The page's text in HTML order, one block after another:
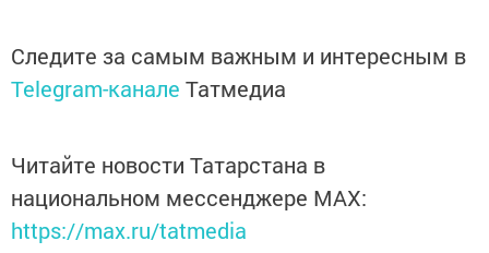
Следите за самым важным и интересным в
Telegram-канале Татмедиа
Читайте новости Татарстана в
национальном мессенджере MАХ:
https://max.ru/tatmedia